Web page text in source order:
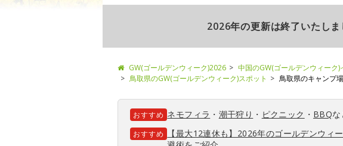
2026年の更新は終了いたし
GW(ゴールデンウィーク)2026 中国のGW(ゴールデンウィーク
鳥取県のGW(ゴールデンウィーク)スポット
鳥取県のキャンプ
おすすめ ネモフィラ ・ 潮干狩り ・ ピクニック ・ BBQ
おすすめ
【最大12連休も】2026年のゴールデンウィ